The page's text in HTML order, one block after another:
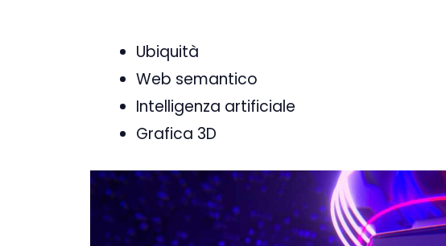
Ubiquità
Web semantico
Intelligenza artificiale
Grafica 3D